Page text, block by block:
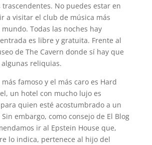
trascendentes. No puedes estar en
a visitar el club de música más
Todas las noches hay
es libre y gratuita. Frente al
de The Cavern donde sí hay que
reliquias.
famoso y el más caro es Hard
un hotel con mucho lujo es
quien esté acostumbrado a un
embargo, como consejo de El Blog
ir al Epstein House que,
lo indica, pertenece al hijo del